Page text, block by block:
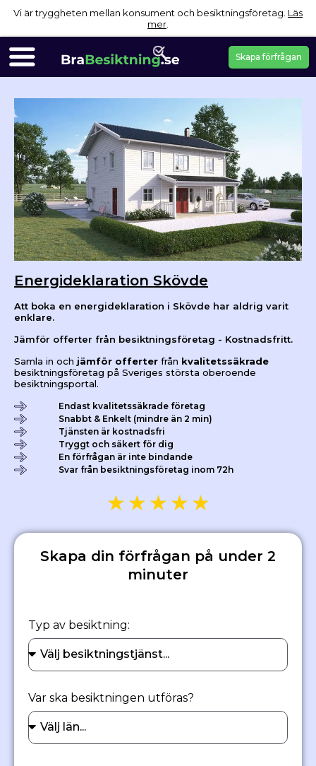
Vi är tryggheten mellan konsument och besiktningsföretag. Läs
mer
Skapa förfrågan
Energideklaration Skövde
Att boka en energideklaration i Skövde har aldrig varit
enklare.
Jämför offerter från besiktningsföretag - Kostnadsfritt.
Samla in och jämför offerter från kvalitetssäkrade
besiktningsföretag på Sveriges största oberoende
besiktningsportal.
Endast kvalitetssäkrade företag
Snabbt & Enkelt (mindre än 2 min)
Tjänsten är kostnadsfri
Tryggt och säkert för dig
En förfrågan är inte bindande
Svar från besiktningsföretag inom 72h
★ ★ ★ ★ ★
Skapa din förfrågan på under 2
minuter
Typ av besiktning:
Var ska besiktningen utföras?